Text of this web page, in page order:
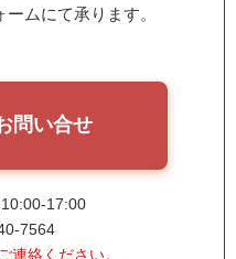
ムにて承ります。
問い合せ
17:00
7564
絡ください。